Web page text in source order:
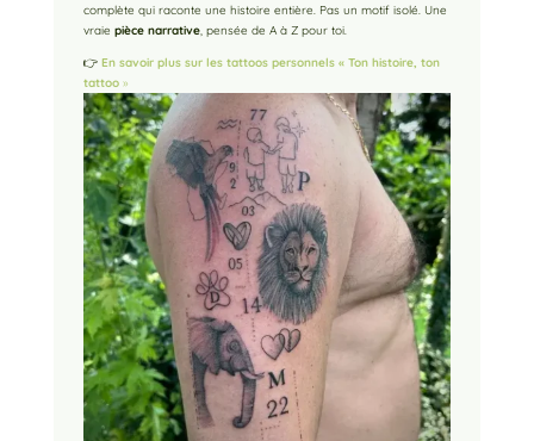
complète qui raconte une histoire entière. Pas un motif isolé. Une
vraie pièce narrative, pensée de A à Z pour toi.
👉 En savoir plus sur les tattoos personnels « Ton histoire, ton
tattoo »